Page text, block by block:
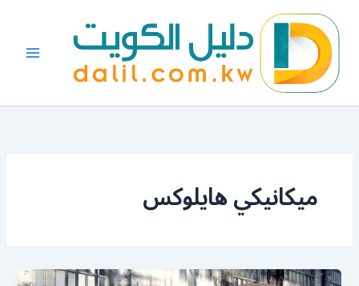
المحتوى
ميكانيكي هايلوكس